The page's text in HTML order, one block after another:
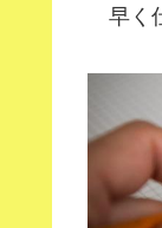
早く